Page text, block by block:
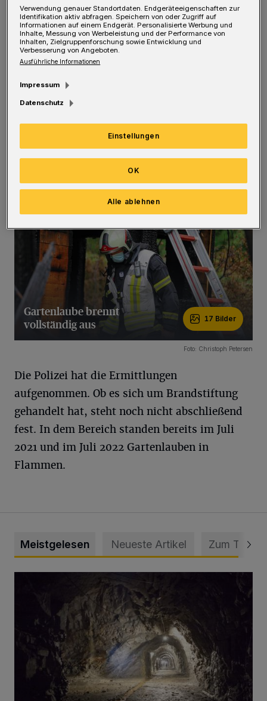
Die Laube wurde schwer beschädigt.
Foto: Christoph Petersen
Brand war schnell im Griff. Die Laube, in der
sich Gerümpel befand, wurde allerdings
erheblich beschädigt. (Bilder):
Gartenlaube brennt
vollständig aus
17 Bilder
Foto: Christoph Petersen
Die Polizei hat die Ermittlungen
aufgenommen. Ob es sich um Brandstiftung
gehandelt hat, steht noch nicht abschließend
fest. In dem Bereich standen bereits im Juli
2021 und im Juli 2022 Gartenlauben in
Flammen.
Meistgelesen Neueste Artikel Zum Thema
Verwendung genauer Standortdaten. Endgeräteeigenschaften zur
Identifikation aktiv abfragen. Speichern von oder Zugriff auf
Informationen auf einem Endgerät. Personalisierte Werbung und
Inhalte, Messung von Werbeleistung und der Performance von
Inhalten, Zielgruppenforschung sowie Entwicklung und
Verbesserung von Angeboten.
Ausführliche Informationen
Impressum
Datenschutz
Einstellungen
Alle ablehnen
OK